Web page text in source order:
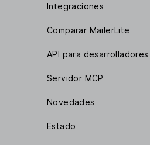
Integraciones
Comparar MailerLite
API para desarrolladores
Servidor MCP
Novedades
Estado